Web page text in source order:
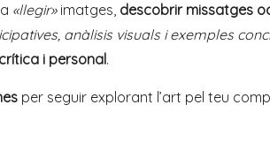
«llegir»imatges, descobrir missatges
anàlisis visuals i exemples
crítica i personal.
per seguir explorant l’art pel teu